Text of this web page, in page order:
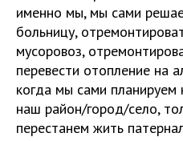
именно мы, мы сами
больницу,
мусоровоз,
перевести отопление на
когда мы сами планируем
наш район/город/село,
перестанем жить